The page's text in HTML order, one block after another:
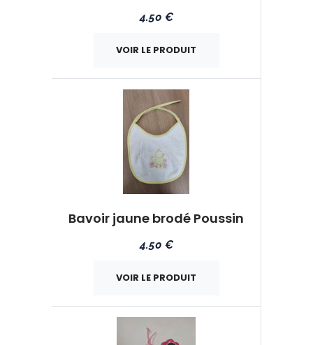
4.50 €
VOIR LE PRODUIT
Bavoir jaune brodé Poussin
4.50 €
VOIR LE PRODUIT